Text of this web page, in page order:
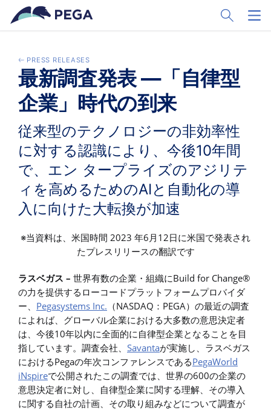
Passer directement au contenu principal
Toggle
PRESS RELEASES
最新調査発表 ―「自律型
企業」時代の到来
従来型のテクノロジーの非効率性
に対する認識により、今後10年間
で、エン タープライズのアジリテ
ィを高めるためのAIと自動化の導
入に向けた大転換が加速
※当資料は、米国時間 2023 年6月12日に米国で発表され
たプレスリリースの翻訳です
ラスベガス – 世界有数の企業・組織にBuild for Change®
の力を提供するローコードプラットフォームプロバイダ
ー、 Pegasystems Inc. （NASDAQ：PEGA）の最近の調査
によれば、グローバル企業における大多数の意思決定者
は、今後10年以内に全面的に自律型企業となることを目
指しています。調査会社、 Savantaが実施し、ラスベガス
におけるPegaの年次コンファレンスであるPegaWorld
iNspireで公開されたこの調査では、世界の600の企業の
意思決定者に対し、自律型企業に関する理解、その導入
に関する自社の計画、その取り組みなどについて調査が